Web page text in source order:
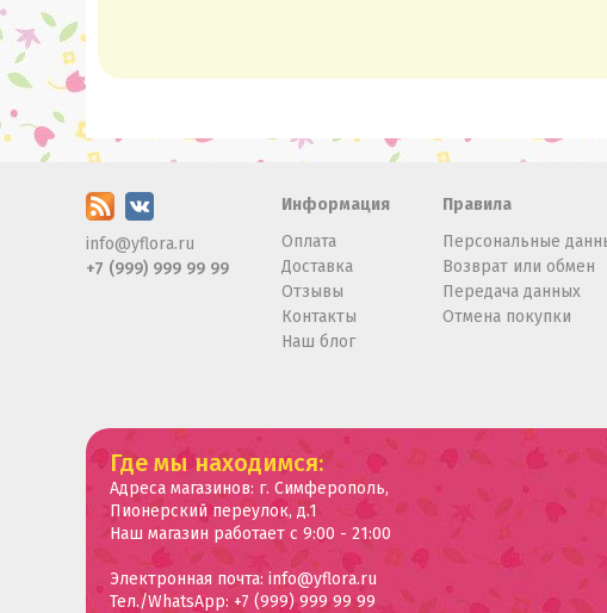
info@yflora.ru
+7 (999) 999 99 99
Информация
Оплата
Доставка
Отзывы
Контакты
Наш блог
Правила
Персональные
Возврат или обмен
Передача данных
Отмена покупки
Где мы находимся:
Адреса магазинов: г. Симферополь,
Пионерский переулок, д.1
Наш магазин работает с 9:00 - 21:00
Электронная почта: info@yflora.ru
Тел./WhatsApp: +7 (999) 999 99 99